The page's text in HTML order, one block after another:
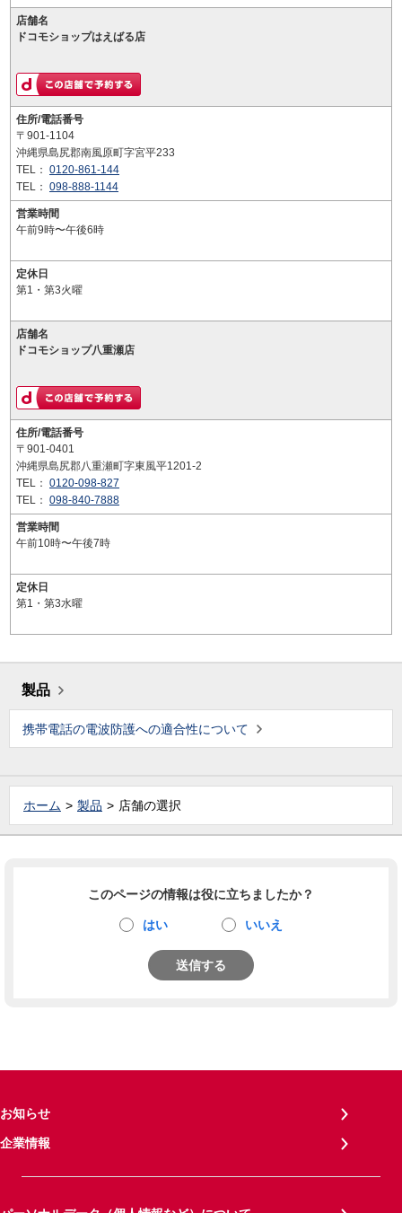
店舗名
ドコモショップはえばる店
住所/電話番号
〒901-1104
沖縄県島尻郡南風原町字宮平233
TEL： 0120-861-144
TEL： 098-888-1144
営業時間
午前9時〜午後6時
定休日
第1・第3火曜
店舗名
ドコモショップ八重瀬店
住所/電話番号
〒901-0401
沖縄県島尻郡八重瀬町字東風平1201-2
TEL： 0120-098-827
TEL： 098-840-7888
営業時間
午前10時〜午後7時
定休日
第1・第3水曜
製品
携帯電話の電波防護への適合性について
ホーム 製品 店舗の選択
このページの情報は役に立ちましたか？
はい いいえ
送信する
お知らせ
企業情報